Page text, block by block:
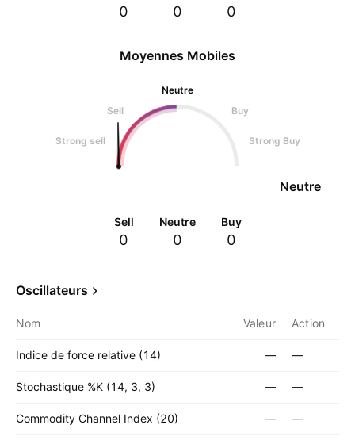
0 0 0
Moyennes Mobiles
Neutre
Sell
Buy
Strong sell Strong Buy
Neutre
Sell
0
Neutre
0
Buy
0
Oscillateurs
Nom Valeur Action
Indice de force relative (14) — —
Stochastique %K (14, 3, 3) — —
Commodity Channel Index (20) — —